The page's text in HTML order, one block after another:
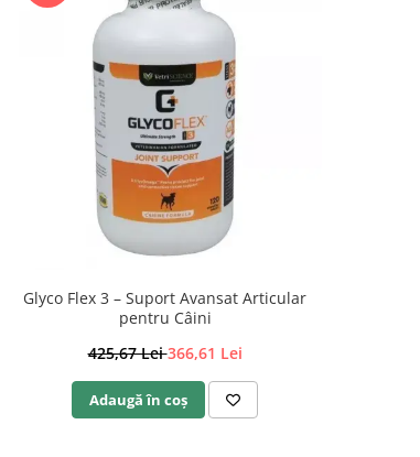
Glyco Flex 3 – Suport Avansat Articular
pentru Câini
425,67 Lei366,61 Lei
Adaugă în coș